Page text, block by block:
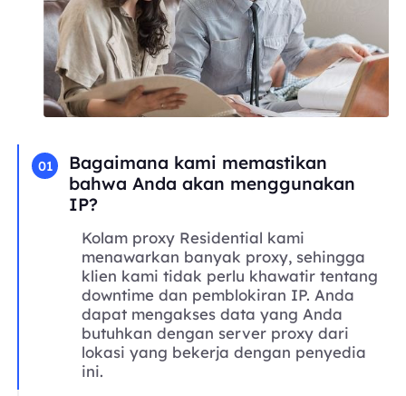
01
Bagaimana kami memastikan
bahwa Anda akan menggunakan
IP?
Kolam proxy Residential kami
menawarkan banyak proxy, sehingga
klien kami tidak perlu khawatir tentang
downtime dan pemblokiran IP. Anda
dapat mengakses data yang Anda
butuhkan dengan server proxy dari
lokasi yang bekerja dengan penyedia
ini.